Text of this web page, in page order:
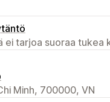
ei tarjoa suoraa tukea
Minh, 700000, VN